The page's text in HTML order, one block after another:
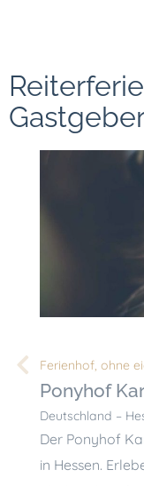
Ferienhof, ohne
Ponyhof
Deutschland –
Der Ponyhof
in Hessen.